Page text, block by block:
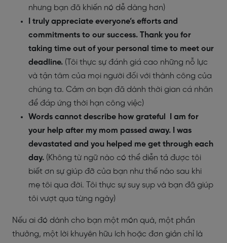
nhưng bạn đã khiến nó dễ dàng hơn)
I truly appreciate everyone’s efforts and
commitments to our success. Thank you for
taking time out of your personal time to meet our
deadline. (Tôi thực sự đánh giá cao những nỗ lực
và tận tâm của mọi người đối với thành công của
chúng ta. Cảm ơn bạn đã dành thời gian cá nhân
để đáp ứng thời hạn công việc)
Words cannot describe how grateful I am for
your help after my mom passed away. I was
devastated and you helped me get through each
day. (Không từ ngữ nào có thể diễn tả được tôi
biết ơn sự giúp đỡ của bạn như thế nào sau khi
mẹ tôi qua đời. Tôi thực sự suy sụp và bạn đã giúp
tôi vượt qua từng ngày)
Nếu ai đó dành cho bạn một món quà, một phần
thưởng, một lời khuyên hữu ích hoặc đơn giản chỉ là